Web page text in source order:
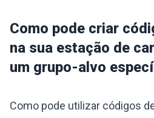
Como pode criar
na sua estação de
um grupo-alvo
Como pode utilizar códigos